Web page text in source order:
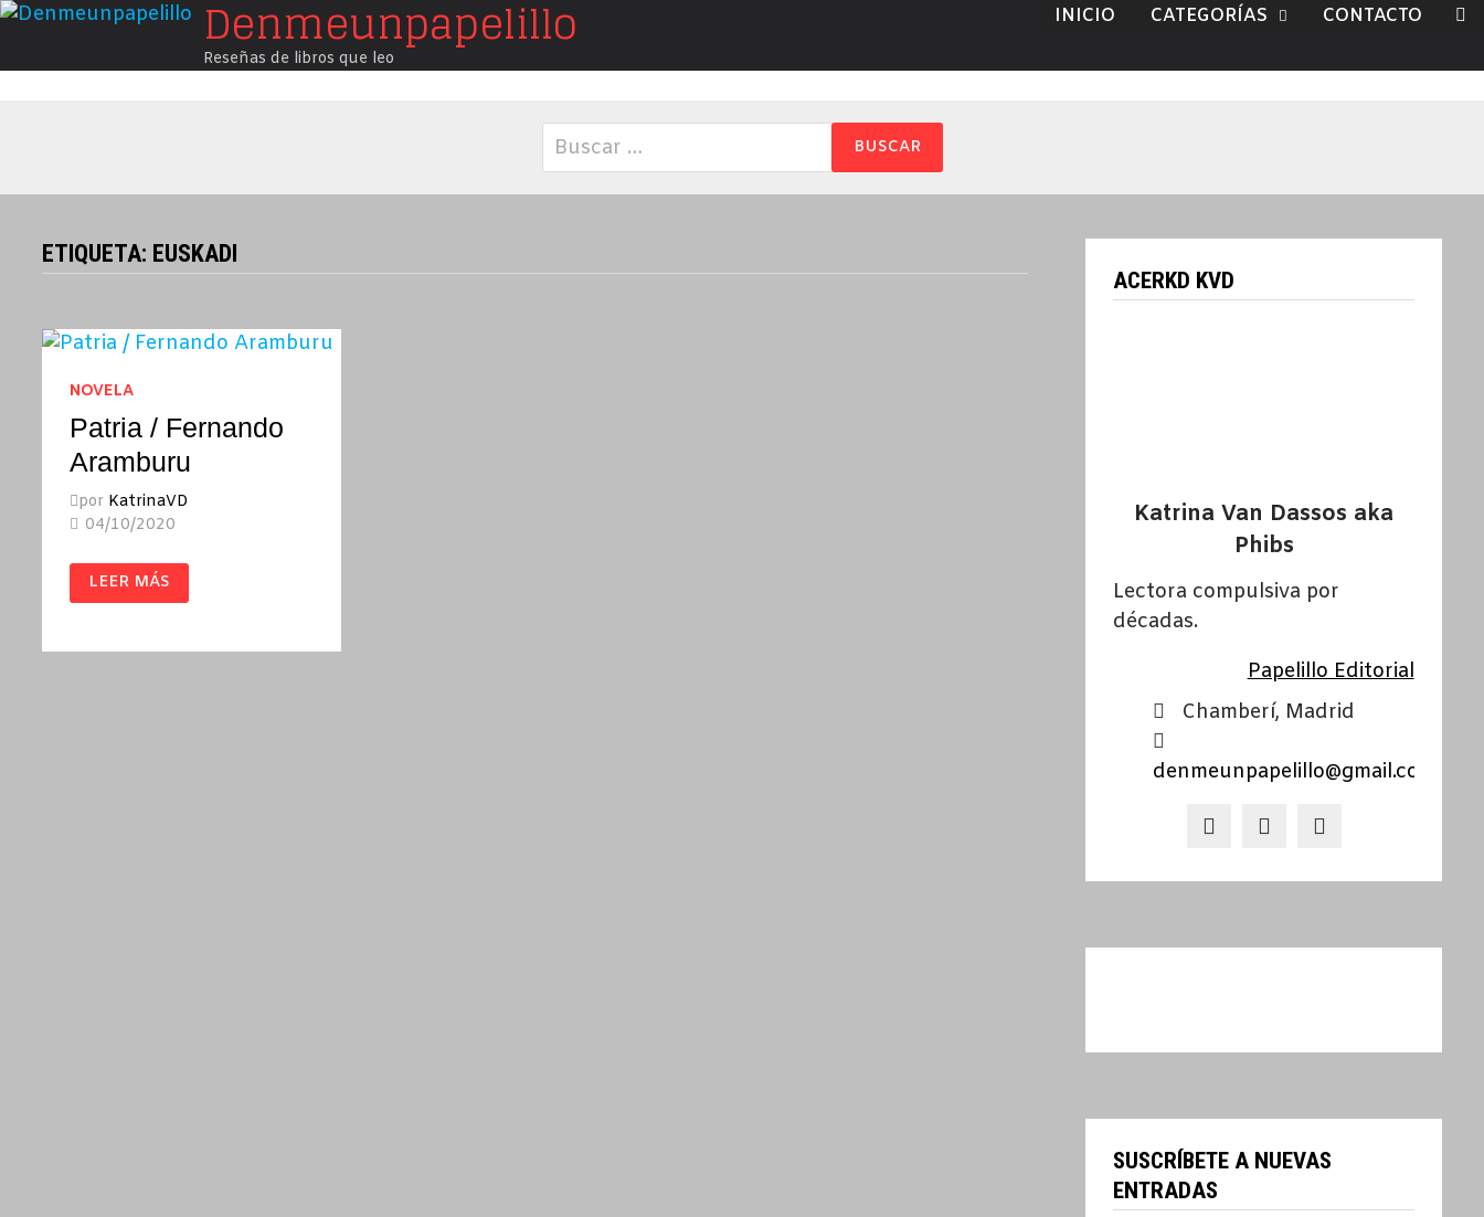
Saltar
contenido
Denmeunpapelillo
Reseñas de libros que leo
INICIO CATEGORÍAS CONTACTO
Buscar:
ETIQUETA: EUSKADI
NOVELA
Patria / Fernando
Aramburu
por KatrinaVD
04/10/2020
PATRIA
/
FERNANDO
LEER MÁS
ACERKD KVD
Katrina Van Dassos aka
Phibs
Lectora compulsiva por
décadas.
Papelillo Editorial
Chamberí, Madrid
denmeunpapelillo@gmail.com
SUSCRÍBETE A NUEVAS
ENTRADAS